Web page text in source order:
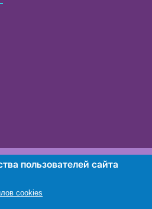
УНП 101007741
пользователей сайта
cookies